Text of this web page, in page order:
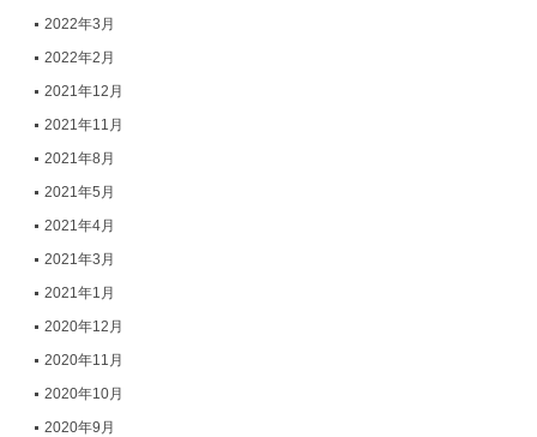
2022年3月
2022年2月
2021年12月
2021年11月
2021年8月
2021年5月
2021年4月
2021年3月
2021年1月
2020年12月
2020年11月
2020年10月
2020年9月